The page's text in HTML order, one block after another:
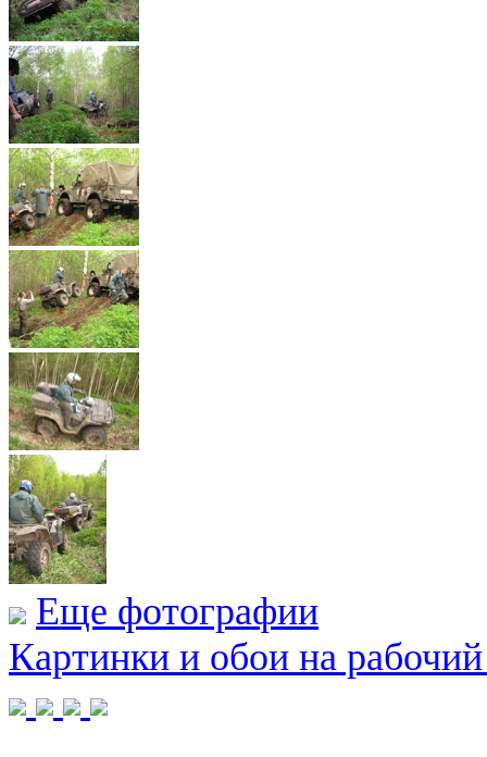
Еще фотографии
Картинки и обои на